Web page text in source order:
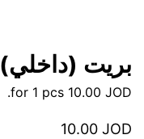
بريت (داخلي)
10.00 JOD
10.00 JOD